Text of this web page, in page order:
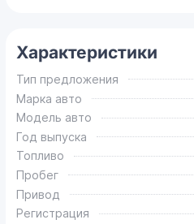
Характеристики
Тип предложения
Марка авто
Модель авто
Год выпуска
Топливо
Пробег
Привод
Регистрация